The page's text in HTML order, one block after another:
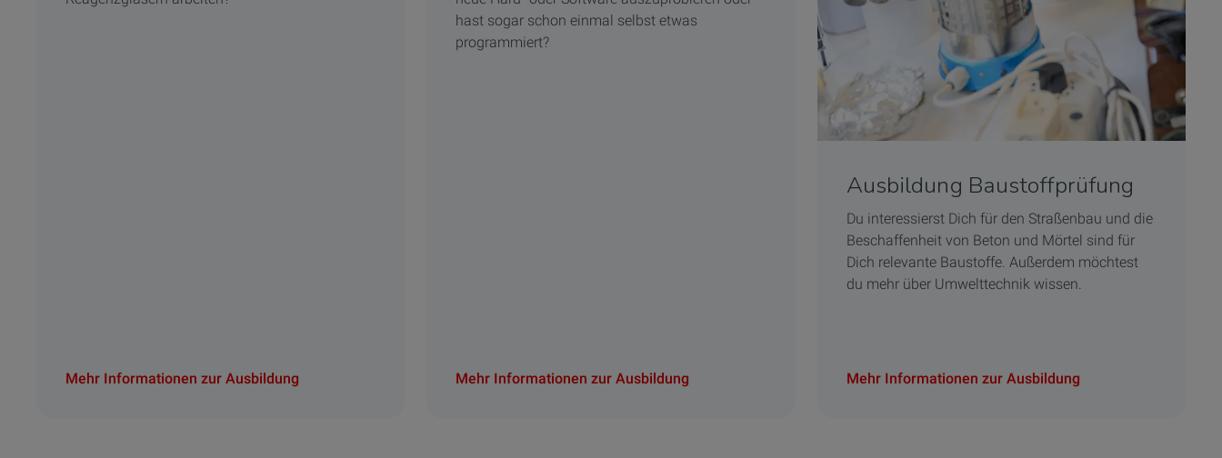
Mehr Informationen zur Ausbildung
hast sogar schon einmal selbst etwas
programmiert?
Mehr Informationen zur Ausbildung
Ausbildung Baustoffprüfung
Du interessierst Dich für den Straßenbau und die
Beschaffenheit von Beton und Mörtel sind für
Dich relevante Baustoffe. Außerdem möchtest
du mehr über Umwelttechnik wissen.
Mehr Informationen zur Ausbildung